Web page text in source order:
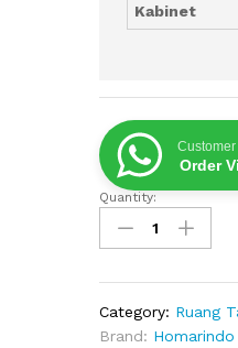
Kabinet
Order
Set
Ruang
Tamu
quantity
Quantity:
Category: Ruang
Brand: Homarindo